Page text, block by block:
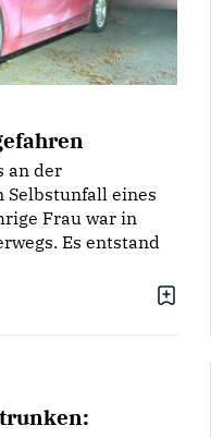
an der
Selbstunfall eines
Frau war in
Es entstand